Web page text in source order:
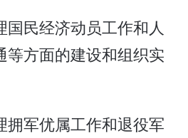
国民经济动员工作和人
等方面的建设和组织实
拥军优属工作和退役军